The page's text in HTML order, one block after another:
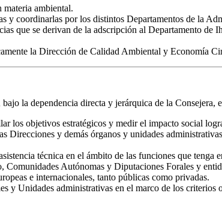
materia ambiental.
y coordinarlas por los distintos Departamentos de la
que se derivan de la adscripción al Departamento
la Dirección de Calidad Ambiental y Economía
la dependencia directa y jerárquica de la Consejera,
los objetivos estratégicos y medir el impacto social
y demás órganos y unidades
técnica en el ámbito de las funciones que tenga
Autónomas y Diputaciones Forales y
e internacionales, tanto públicas como privadas.
y Unidades administrativas en el marco de los